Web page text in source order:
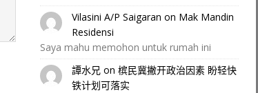
Vilasini A/P Saigaran on Mak Mandin
Residensi
Saya mahu memohon untuk rumah ini
譚水兄 on 槟民冀撇开政治因素 盼轻快
铁计划可落实